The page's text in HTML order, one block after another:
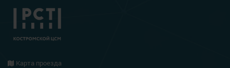
Карта проезда